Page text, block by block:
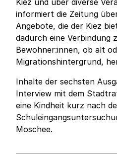
Kiez und über diverse
informiert die Zeitung
Angebote, die der Kiez
dadurch eine Verbindung
Bewohner:innen, ob alt
Migrationshintergrund,
Inhalte der sechsten
Interview mit dem
eine Kindheit kurz nach
Moschee.